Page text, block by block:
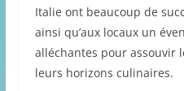
Italie ont beaucoup de
ainsi qu’aux locaux un
alléchantes pour assouvir
leurs horizons culinaires.